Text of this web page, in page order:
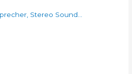
Stereo Sound...